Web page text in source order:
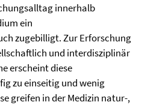
innerhalb
ein
zugebilligt. Zur Erforschung
und interdisziplinär
erscheint diese
zu einseitig und wenig
greifen in der Medizin natur-,